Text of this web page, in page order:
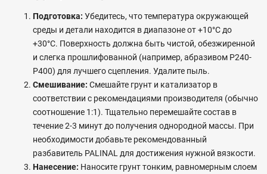
Подготовка: Убедитесь, что температура окружающей
среды и детали находится в диапазоне от +10°C до
+30°C. Поверхность должна быть чистой, обезжиренной
и слегка прошлифованной (например, абразивом P240-
P400) для лучшего сцепления. Удалите пыль.
Смешивание: Смешайте грунт и катализатор в
соответствии с рекомендациями производителя (обычно
соотношение 1:1). Тщательно перемешайте состав в
течение 2-3 минут до получения однородной массы. При
необходимости добавьте рекомендованный
разбавитель PALINAL для достижения нужной вязкости.
Нанесение: Наносите грунт тонким, равномерным слоем